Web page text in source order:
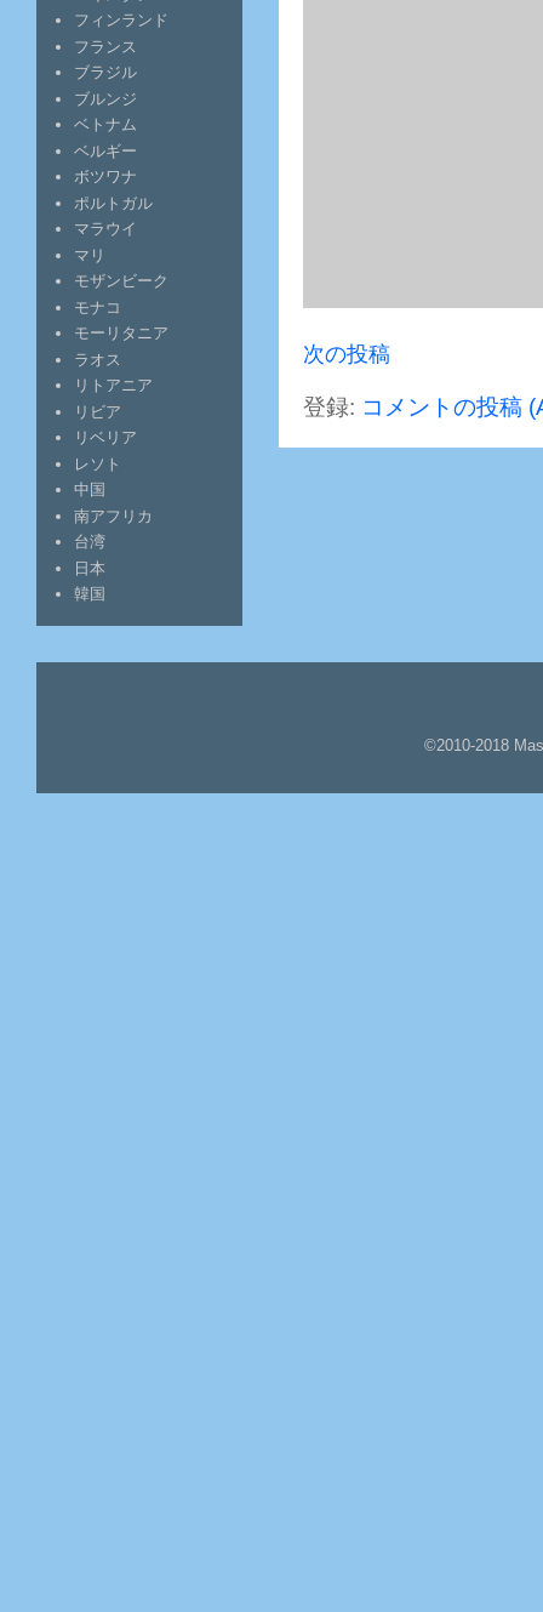
次の投稿
登録: コメントの投稿
フィンランド
フランス
ブラジル
ブルンジ
ベトナム
ベルギー
ボツワナ
ポルトガル
マラウイ
マリ
モザンビーク
モナコ
モーリタニア
ラオス
リトアニア
リビア
リベリア
レソト
中国
南アフリカ
台湾
日本
韓国
©2010-2018